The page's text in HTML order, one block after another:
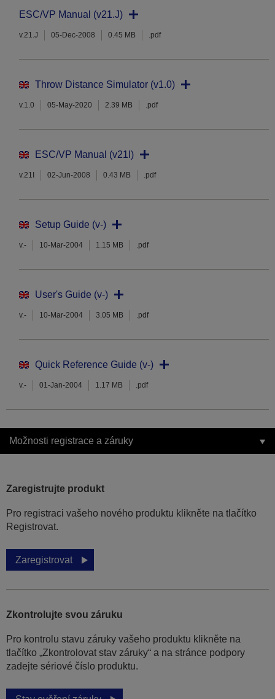
ESC/VP Manual (v21.J)
v.21.J 05-Dec-2008 0.45 MB .pdf
Throw Distance Simulator (v1.0)
v.1.0 05-May-2020 2.39 MB .pdf
ESC/VP Manual (v21I)
v.21I 02-Jun-2008 0.43 MB .pdf
Setup Guide (v-)
v.- 10-Mar-2004 1.15 MB .pdf
User's Guide (v-)
v.- 10-Mar-2004 3.05 MB .pdf
Quick Reference Guide (v-)
v.- 01-Jan-2004 1.17 MB .pdf
Možnosti registrace a záruky
Zaregistrujte produkt
Pro registraci vašeho nového produktu klikněte na tlačítko
Registrovat.
Zaregistrovat
Zkontrolujte svou záruku
Pro kontrolu stavu záruky vašeho produktu klikněte na
tlačítko „Zkontrolovat stav záruky“ a na stránce podpory
zadejte sériové číslo produktu.